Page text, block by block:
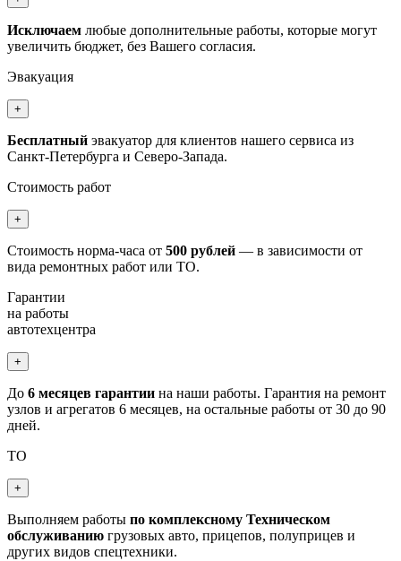
Исключаем любые дополнительные работы, которые могут
увеличить бюджет, без Вашего согласия.
Эвакуация
+
Бесплатный эвакуатор для клиентов нашего сервиса из
Санкт-Петербурга и Северо-Запада.
Стоимость работ
+
Стоимость норма-часа от 500 рублей — в зависимости от
вида ремонтных работ или ТО.
Гарантии
на работы
автотехцентра
+
До 6 месяцев гарантии на наши работы. Гарантия на ремонт
узлов и агрегатов 6 месяцев, на остальные работы от 30 до 90
дней.
ТО
+
Выполняем работы по комплексному Техническом
обслуживанию грузовых авто, прицепов, полуприцев и
других видов спецтехники.